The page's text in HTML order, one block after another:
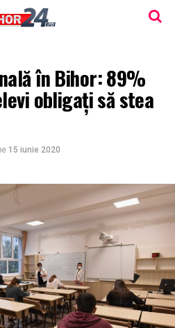
în Bihor: 89%
obligați să stea
15 iunie 2020